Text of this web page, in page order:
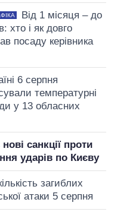
Від 1 місяця – до
хто і як довго
посаду керівника
6 серпня
температурні
у 13 обласних
санкції проти
ударів по Києву
загиблих
атаки 5 серпня